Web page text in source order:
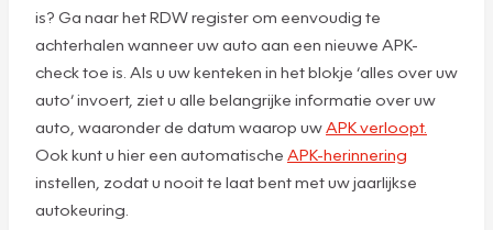
is? Ga naar het RDW register om eenvoudig te
achterhalen wanneer uw auto aan een nieuwe APK-
check toe is. Als u uw kenteken in het blokje ‘alles over uw
auto’ invoert, ziet u alle belangrijke informatie over uw
auto, waaronder de datum waarop uwAPK verloopt.
Ook kunt u hier een automatische APK-herinnering
instellen, zodat u nooit te laat bent met uw jaarlijkse
autokeuring.